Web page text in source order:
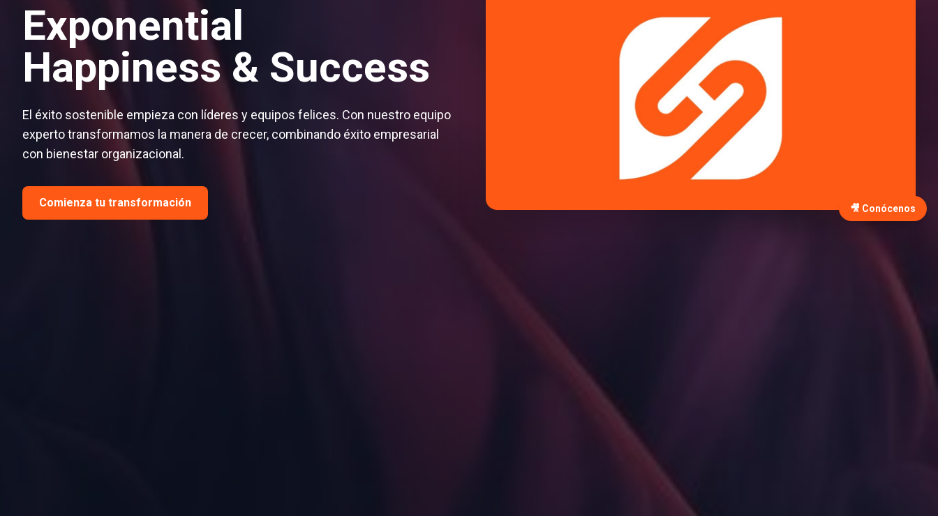
Exponential
Happiness & Success
El éxito sostenible empieza con líderes y equipos felices. Con nuestro equipo
experto transformamos la manera de crecer, combinando éxito empresarial
con bienestar organizacional.
Comienza tu transformación 🎥 Conócenos